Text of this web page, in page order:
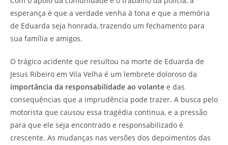
esperança é que a verdade venha à tona e que a memória
de Eduarda seja honrada, trazendo um fechamento para
sua família e amigos.
O trágico acidente que resultou na morte de Eduarda de
Jesus Ribeiro em Vila Velha é um lembrete doloroso da
importância da responsabilidade ao volante e das
consequências que a imprudência pode trazer. A busca pelo
motorista que causou essa tragédia continua, e a pressão
para que ele seja encontrado e responsabilizado é
crescente. As mudanças nas versões dos depoimentos das